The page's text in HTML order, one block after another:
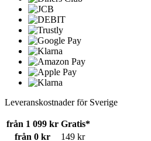
Leveranskostnader för Sverige
från 1 099 kr Gratis*
från 0 kr
149 kr